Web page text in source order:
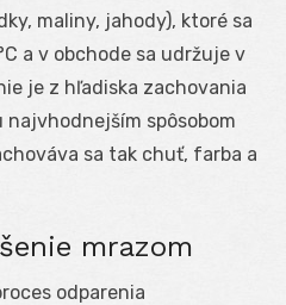
maliny, jahody), ktoré sa
a v obchode sa udržuje v
je z hľadiska zachovania
spôsobom
sa tak chuť, farba a
mrazom
odparenia